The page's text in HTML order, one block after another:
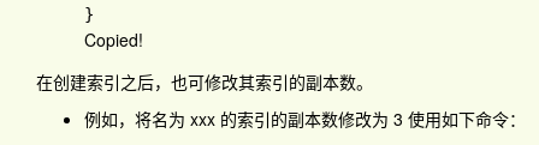
Copied!
在创建索引之后，也可修改其索引的副本数。
例如，将名为 xxx 的索引的副本数修改为 3 使用如下命令：